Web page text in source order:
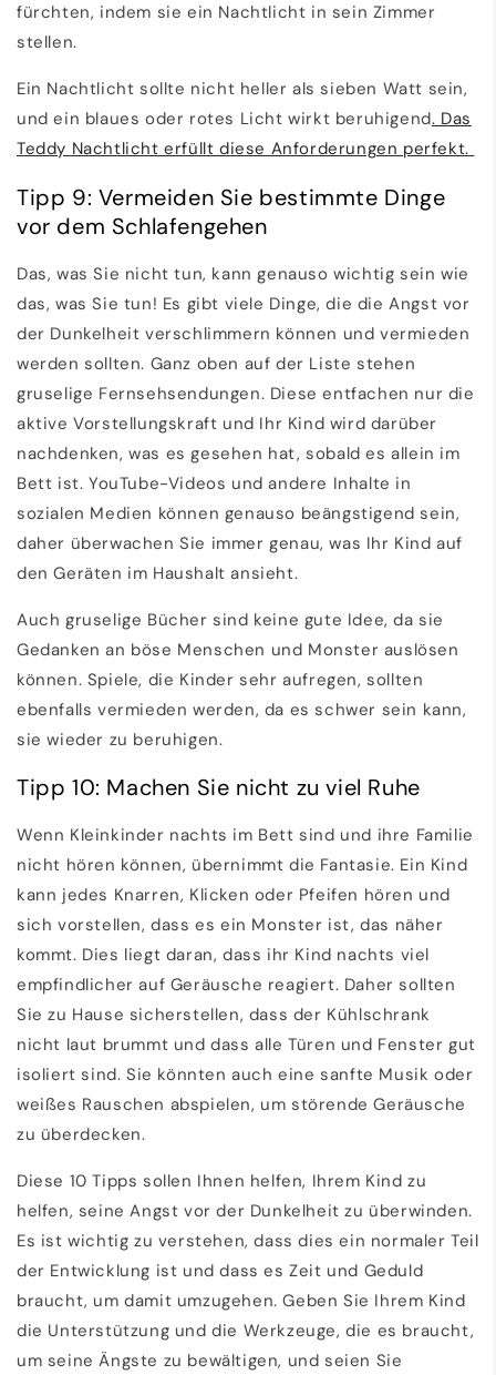
fürchten, indem sie ein Nachtlicht in sein Zimmer
stellen.
Ein Nachtlicht sollte nicht heller als sieben Watt sein,
und ein blaues oder rotes Licht wirkt beruhigend. Das
Teddy Nachtlicht erfüllt diese Anforderungen perfekt.
Tipp 9: Vermeiden Sie bestimmte Dinge
vor dem Schlafengehen
Das, was Sie nicht tun, kann genauso wichtig sein wie
das, was Sie tun! Es gibt viele Dinge, die die Angst vor
der Dunkelheit verschlimmern können und vermieden
werden sollten. Ganz oben auf der Liste stehen
gruselige Fernsehsendungen. Diese entfachen nur die
aktive Vorstellungskraft und Ihr Kind wird darüber
nachdenken, was es gesehen hat, sobald es allein im
Bett ist. YouTube-Videos und andere Inhalte in
sozialen Medien können genauso beängstigend sein,
daher überwachen Sie immer genau, was Ihr Kind auf
den Geräten im Haushalt ansieht.
Auch gruselige Bücher sind keine gute Idee, da sie
Gedanken an böse Menschen und Monster auslösen
können. Spiele, die Kinder sehr aufregen, sollten
ebenfalls vermieden werden, da es schwer sein kann,
sie wieder zu beruhigen.
Tipp 10: Machen Sie nicht zu viel Ruhe
Wenn Kleinkinder nachts im Bett sind und ihre Familie
nicht hören können, übernimmt die Fantasie. Ein Kind
kann jedes Knarren, Klicken oder Pfeifen hören und
sich vorstellen, dass es ein Monster ist, das näher
kommt. Dies liegt daran, dass ihr Kind nachts viel
empfindlicher auf Geräusche reagiert. Daher sollten
Sie zu Hause sicherstellen, dass der Kühlschrank
nicht laut brummt und dass alle Türen und Fenster gut
isoliert sind. Sie könnten auch eine sanfte Musik oder
weißes Rauschen abspielen, um störende Geräusche
zu überdecken.
Diese 10 Tipps sollen Ihnen helfen, Ihrem Kind zu
helfen, seine Angst vor der Dunkelheit zu überwinden.
Es ist wichtig zu verstehen, dass dies ein normaler Teil
der Entwicklung ist und dass es Zeit und Geduld
braucht, um damit umzugehen. Geben Sie Ihrem Kind
die Unterstützung und die Werkzeuge, die es braucht,
um seine Ängste zu bewältigen, und seien Sie